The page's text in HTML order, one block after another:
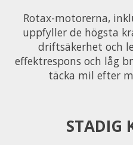
Rotax-motorerna,
uppfyller de högsta
driftsäkerhet och
effektrespons och låg
täcka mil efter
STADIG